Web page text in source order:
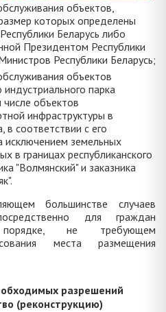
объектов,
которых определены
Беларусь либо
Президентом Республики
Республики Беларусь;
объектов
парка
числе объектов
инфраструктуры в
в соответствии с его
исключением земельных
в границах республиканского
"Волмянский" и заказника
большинстве случаев
для граждан
не требующем
места размещения
разрешений
(реконструкцию)